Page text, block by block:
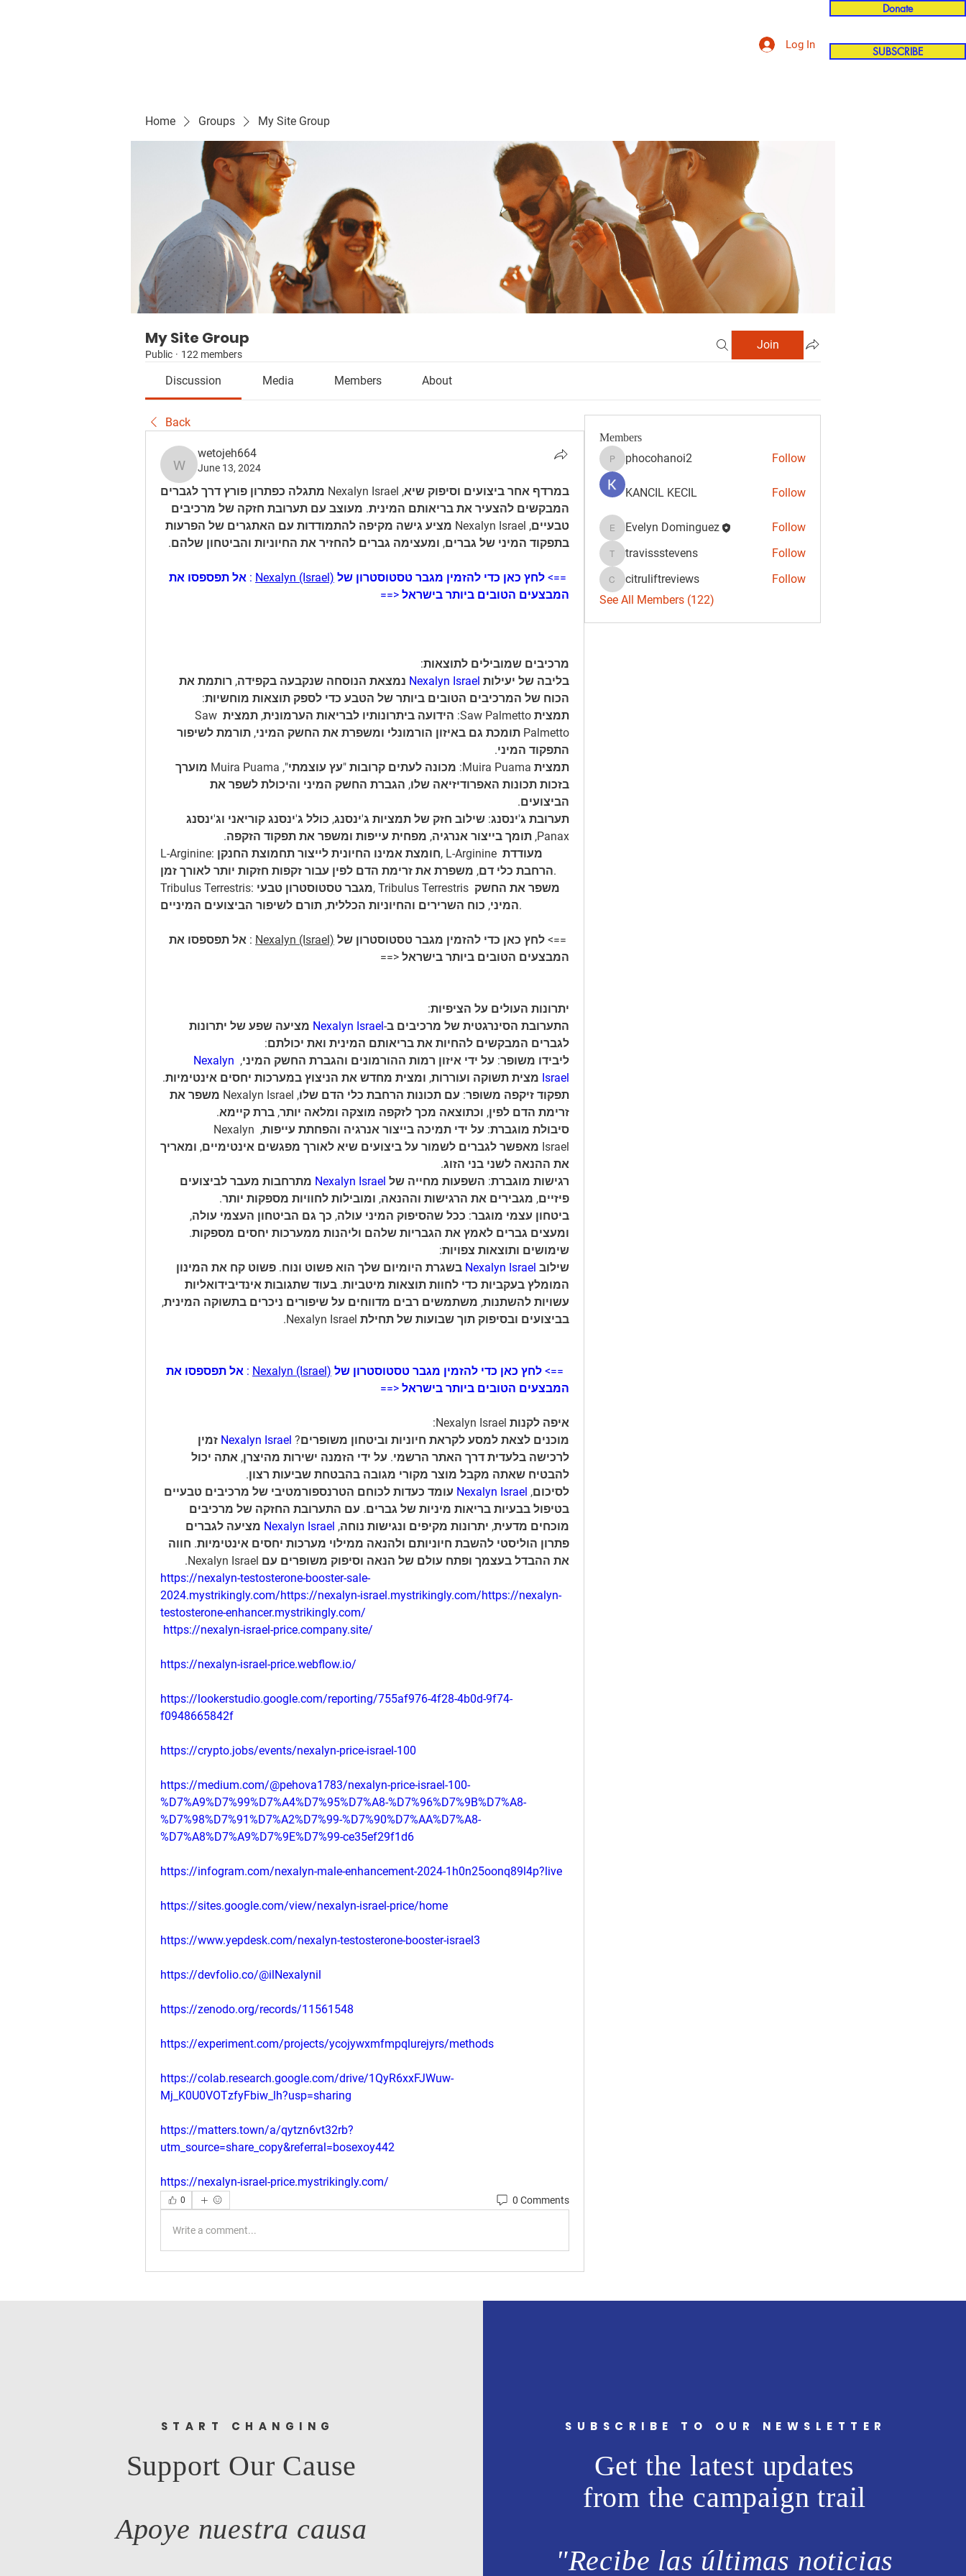
Donate
SUBSCRIBE
Log In
Home Groups My Site Group
My Site Group
Public · 122 members
Join
Discussion Media Members About
Back
wetojeh664
wetojeh664
June 13, 2024
בתפקוד המיני של גברים, ומעצימה גברים להחזיר את החיוניות והביטחון שלהם.
==> לחץ כאן כדי להזמין מגבר טסטוסטרון של Nexalyn (Israel)
המבצעים הטובים ביותר בישראל <==
מרכיבים שמובילים לתוצאות:
בליבה של יעילות Nexalyn Israel
הכוח של המרכיבים הטובים ביותר של הטבע כדי לספק תוצאות מוחשיות:
תמצית Saw Palmetto: הידועה ביתרונותיו לבריאות הערמונית, תמצית Saw
התפקוד המיני.
הביצועים.
Panax, תומך בייצור אנרגיה, מפחית עייפות ומשפר את תפקוד הזקפה.
L-Arginine: חומצת אמינו החיונית לייצור תחמוצת החנקן, L-Arginine מעודדת
הרחבת כלי דם, משפרת את זרימת הדם לפין עבור זקפות חזקות יותר לאורך זמן.
Tribulus Terrestris: מגבר טסטוסטרון טבעי, Tribulus Terrestris משפר את החשק
המיני, כוח השרירים והחיוניות הכללית, תורם לשיפור הביצועים המיניים.
==> לחץ כאן כדי להזמין מגבר טסטוסטרון של Nexalyn (Israel)
המבצעים הטובים ביותר בישראל <==
יתרונות העולים על הציפיות:
התערובת הסינרגטית של מרכיבים ב-Nexalyn Israel
לגברים המבקשים להחיות את בריאותם המינית ואת יכולתם:
ליבידו משופר: על ידי איזון רמות ההורמונים והגברת החשק המיני, Nexalyn
Israel מצית תשוקה ועוררות, ומצית מחדש את הניצוץ במערכות יחסים אינטימיות.
זרימת הדם לפין, וכתוצאה מכך לזקפה מוצקה ומלאה יותר, ברת קיימא.
סיבולת מוגברת: על ידי תמיכה בייצור אנרגיה והפחתת עייפות, Nexalyn
את ההנאה לשני בני הזוג.
רגישות מוגברת: השפעות מחייה של Nexalyn Israel
פיזיים, מגבירים את הרגישות וההנאה, ומובילות לחוויות מספקות יותר.
ומעצים גברים לאמץ את הגבריות שלהם וליהנות ממערכות יחסים מספקות.
שימושים ותוצאות צפויות:
שילוב Nexalyn Israel
בביצועים ובסיפוק תוך שבועות של תחילת Nexalyn Israel.
==> לחץ כאן כדי להזמין מגבר טסטוסטרון של Nexalyn (Israel)
המבצעים הטובים ביותר בישראל <==
איפה לקנות Nexalyn Israel:
מוכנים לצאת למסע לקראת חיוניות וביטחון משופרים? Nexalyn Israel
להבטיח שאתה מקבל מוצר מקורי מגובה בהבטחת שביעות רצון.
לסיכום, Nexalyn Israel
מוכחים מדעית, יתרונות מקיפים ונגישות נוחה, Nexalyn Israel
את ההבדל בעצמך ופתח עולם של הנאה וסיפוק משופרים עם Nexalyn Israel.
https://nexalyn-testosterone-booster-sale-
2024.mystrikingly.com/https://nexalyn-israel.mystrikingly.com/https://nexalyn-
testosterone-enhancer.mystrikingly.com/
https://nexalyn-israel-price.company.site/
https://nexalyn-israel-price.webflow.io/
https://lookerstudio.google.com/reporting/755af976-4f28-4b0d-9f74-
f0948665842f
https://crypto.jobs/events/nexalyn-price-israel-100
https://medium.com/@pehova1783/nexalyn-price-israel-100-
%D7%A9%D7%99%D7%A4%D7%95%D7%A8-%D7%96%D7%9B%D7%A8-
%D7%98%D7%91%D7%A2%D7%99-%D7%90%D7%AA%D7%A8-
%D7%A8%D7%A9%D7%9E%D7%99-ce35ef29f1d6
https://infogram.com/nexalyn-male-enhancement-2024-1h0n25oonq89l4p?live
https://sites.google.com/view/nexalyn-israel-price/home
https://www.yepdesk.com/nexalyn-testosterone-booster-israel3
https://devfolio.co/@ilNexalynil
https://zenodo.org/records/11561548
https://experiment.com/projects/ycojywxmfmpqlurejyrs/methods
https://colab.research.google.com/drive/1QyR6xxFJWuw-
Mj_K0U0VOTzfyFbiw_lh?usp=sharing
https://matters.town/a/qytzn6vt32rb?
utm_source=share_copy&referral=bosexoy442
https://nexalyn-israel-price.mystrikingly.com/
0 0 Comments
Write a comment...
Members
phocohanoi2
phocohanoi2 Follow
KANCIL KECIL Follow
Evelyn Dominguez
Evelyn Dominguez Follow
travissstevens
travissstevens Follow
citruliftreviews
citruliftreviews
Follow
See All Members (122)
START CHANGING
Support Our Cause
Apoye nuestra causa
SUBSCRIBE TO OUR NEWSLETTER
Get the latest updates
from the campaign trail
"Recibe las últimas noticias